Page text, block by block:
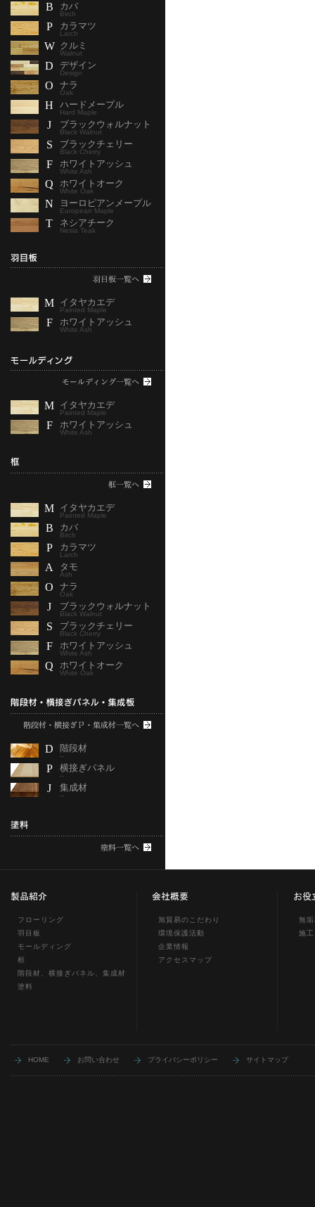
B カバ
Birch
P カラマツ
Larch
W クルミ
Walnut
D デザイン
Design
O ナラ
Oak
H ハードメープル
Hard Maple
J ブラックウォルナット
Black Walnut
S ブラックチェリー
Black Cherry
F ホワイトアッシュ
White Ash
Q ホワイトオーク
White Oak
N ヨーロピアンメープル
European Maple
T ネシアチーク
Nesia Teak
M イタヤカエデ
Painted Maple
F ホワイトアッシュ
White Ash
M イタヤカエデ
Painted Maple
F ホワイトアッシュ
White Ash
M イタヤカエデ
Painted Maple
B カバ
Birch
P カラマツ
Larch
A タモ
Ash
O ナラ
Oak
J ブラックウォルナット
Black Walnut
S ブラックチェリー
Black Cherry
F ホワイトアッシュ
White Ash
Q ホワイトオーク
White Oak
D 階段材
--
P 横接ぎパネル
--
J 集成材
--
フローリング
羽目板
モールディング
框
階段材、横接ぎパネル、集成材
塗料
旭貿易のこだわり
環境保護活動
企業情報
アクセスマップ
無
施
HOME お問い合わせ プライバシーポリシー サイトマップ